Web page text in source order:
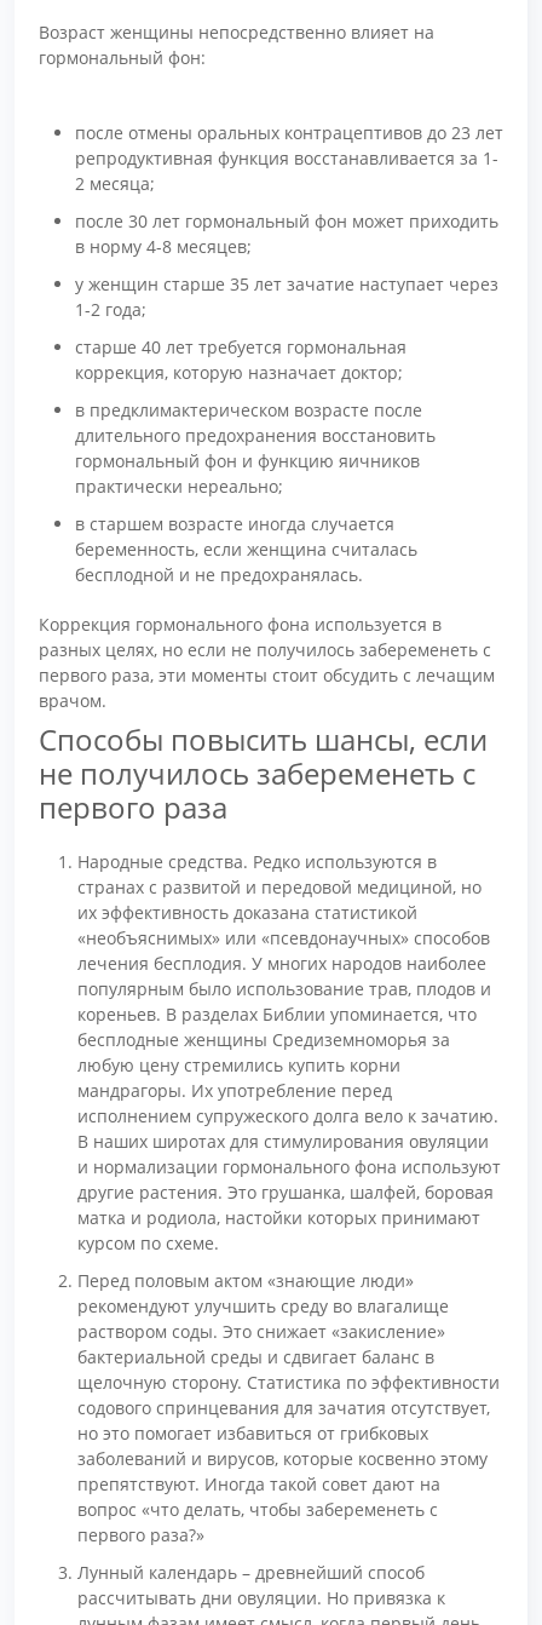
Возраст женщины непосредственно влияет на
гормональный фон:
после отмены оральных контрацептивов до 23 лет
репродуктивная функция восстанавливается за 1-
2 месяца;
после 30 лет гормональный фон может приходить
в норму 4-8 месяцев;
у женщин старше 35 лет зачатие наступает через
1-2 года;
старше 40 лет требуется гормональная
коррекция, которую назначает доктор;
в предклимактерическом возрасте после
длительного предохранения восстановить
гормональный фон и функцию яичников
практически нереально;
в старшем возрасте иногда случается
беременность, если женщина считалась
бесплодной и не предохранялась.
Коррекция гормонального фона используется в
разных целях, но если не получилось забеременеть с
первого раза, эти моменты стоит обсудить с лечащим
врачом.
Способы повысить шансы, если
не получилось забеременеть с
первого раза
Народные средства. Редко используются в
странах с развитой и передовой медициной, но
их эффективность доказана статистикой
«необъяснимых» или «псевдонаучных» способов
лечения бесплодия. У многих народов наиболее
популярным было использование трав, плодов и
кореньев. В разделах Библии упоминается, что
бесплодные женщины Средиземноморья за
любую цену стремились купить корни
мандрагоры. Их употребление перед
исполнением супружеского долга вело к зачатию.
В наших широтах для стимулирования овуляции
и нормализации гормонального фона используют
другие растения. Это грушанка, шалфей, боровая
матка и родиола, настойки которых принимают
курсом по схеме.
Перед половым актом «знающие люди»
рекомендуют улучшить среду во влагалище
раствором соды. Это снижает «закисление»
бактериальной среды и сдвигает баланс в
щелочную сторону. Статистика по эффективности
содового спринцевания для зачатия отсутствует,
но это помогает избавиться от грибковых
заболеваний и вирусов, которые косвенно этому
препятствуют. Иногда такой совет дают на
вопрос «что делать, чтобы забеременеть с
первого раза?»
Лунный календарь – древнейший способ
рассчитывать дни овуляции. Но привязка к